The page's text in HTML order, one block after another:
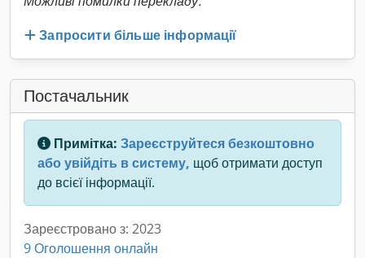
Запросити більше інформації
Постачальник
Примітка: Зареєструйтеся безкоштовно
або увійдіть в систему, щоб отримати доступ
до всієї інформації.
Зареєстровано з: 2023
9 Оголошення онлайн